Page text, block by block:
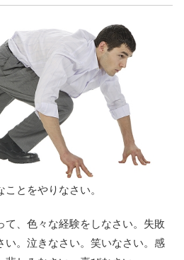
とをやりなさい。
て、色々な経験をしなさい。失敗
い。泣きなさい。笑いなさい。感